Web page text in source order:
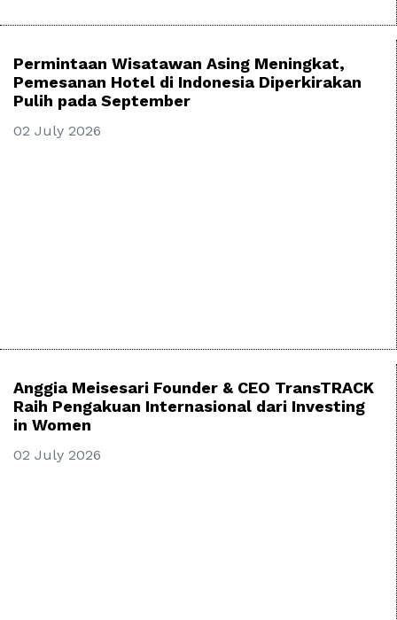
Permintaan Wisatawan Asing Meningkat,
Pemesanan Hotel di Indonesia Diperkirakan
Pulih pada September
02 July 2026
Anggia Meisesari Founder & CEO TransTRACK
Raih Pengakuan Internasional dari Investing
in Women
02 July 2026